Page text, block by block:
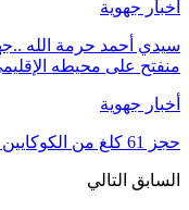
أخبار جهوية
سيدي أحمد حرمة الله
منفتح على محيطه
أخبار جهوية
حجز 61 كلغ من الكوكايين بالكركارات و توقيف شخصين.
السابق التالي